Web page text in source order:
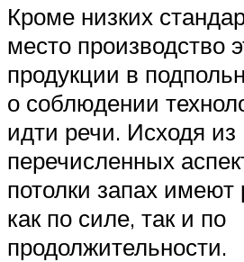
Кроме низких
место производство
продукции в
о соблюдении
идти речи. Исходя из
перечисленных
потолки запах
как по силе, так и по
продолжительности.